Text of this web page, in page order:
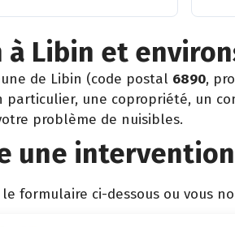
à Libin et
de Libin (code postal 6890,
particulier, une copropriété, un
problème de nuisibles.
une
formulaire ci-dessous ou vous